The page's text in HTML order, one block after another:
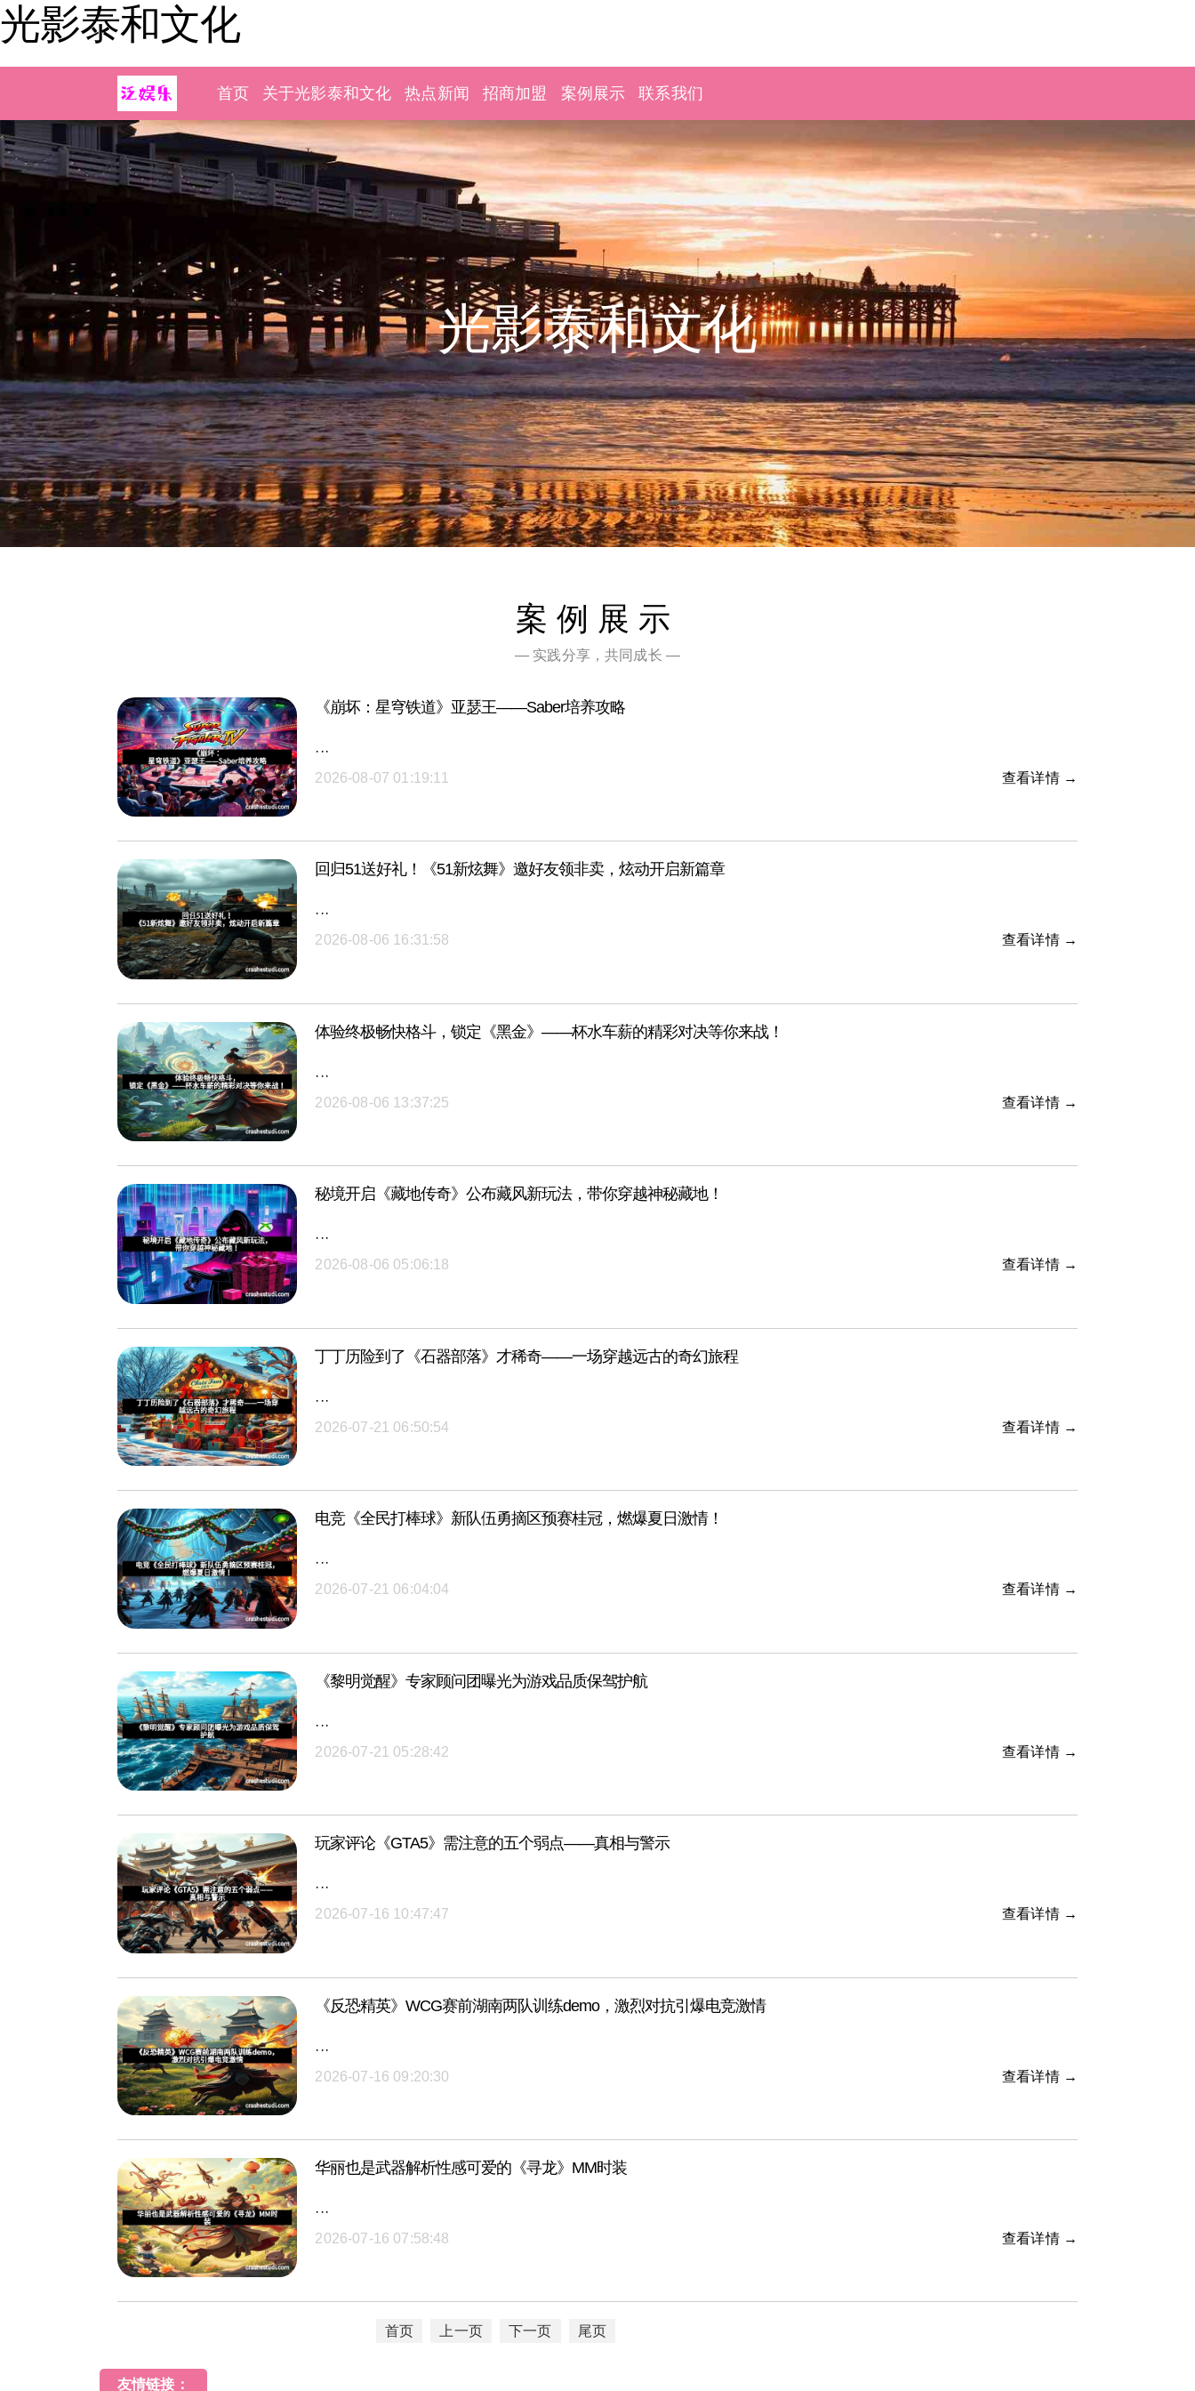
光影泰和文化
首页 关于光影泰和文化 热点新闻 招商加盟 案例展示 联系我们
光影泰和文化
案例展示
— 实践分享，共同成长 —
《崩坏：星穹铁道》亚瑟王——Saber培养攻略
···
2026-08-07 01:19:11
查看详情 →
回归51送好礼！《51新炫舞》邀好友领非卖，炫动开启新篇章
···
2026-08-06 16:31:58
查看详情 →
体验终极畅快格斗，锁定《黑金》——杯水车薪的精彩对决等你来战！
···
2026-08-06 13:37:25
查看详情 →
秘境开启《藏地传奇》公布藏风新玩法，带你穿越神秘藏地！
···
2026-08-06 05:06:18
查看详情 →
丁丁历险到了《石器部落》才稀奇——一场穿越远古的奇幻旅程
···
2026-07-21 06:50:54
查看详情 →
电竞《全民打棒球》新队伍勇摘区预赛桂冠，燃爆夏日激情！
···
2026-07-21 06:04:04
查看详情 →
《黎明觉醒》专家顾问团曝光为游戏品质保驾护航
···
2026-07-21 05:28:42
查看详情 →
玩家评论《GTA5》需注意的五个弱点——真相与警示
···
2026-07-16 10:47:47
查看详情 →
《反恐精英》WCG赛前湖南两队训练demo，激烈对抗引爆电竞激情
···
2026-07-16 09:20:30
查看详情 →
华丽也是武器解析性感可爱的《寻龙》MM时装
···
2026-07-16 07:58:48
查看详情 →
首页 上一页 下一页 尾页
友情链接：